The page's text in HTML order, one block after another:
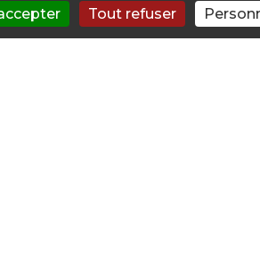
un ami avez besoin de conseils,
Tout refuser